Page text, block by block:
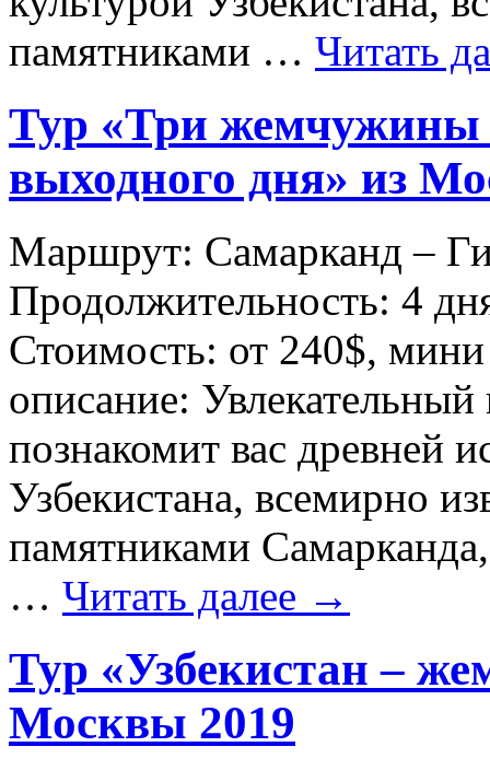
памятниками … Читать
Тур «Три жемчужины
выходного дня» из
Маршрут: Самарканд –
Продолжительность: 4
Стоимость: от 240$, мини
описание:
познакомит вас древней
Узбекистана, всемирно
памятниками
… Читать далее →
Тур «Узбекистан –
Москвы 2019